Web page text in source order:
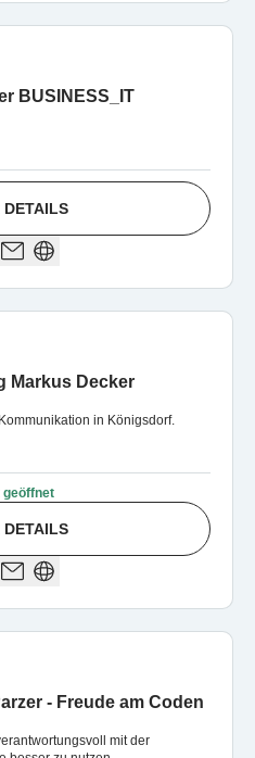
BUSINESS_IT
DETAILS
Markus Decker
in Königsdorf.
geöffnet
DETAILS
- Freude am Coden
mit der